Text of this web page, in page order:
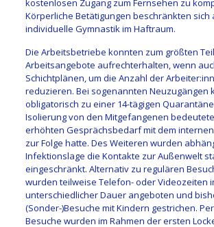
kostenlosen Zugang zum Fernsehen zu
Körperliche Betätigungen beschränkten sich
individuelle Gymnastik im Haftraum.
Die Arbeitsbetriebe konnten zum größten
Arbeitsangebote aufrechterhalten, wenn
Schichtplänen, um die Anzahl der
reduzieren. Bei sogenannten Neuzugängen
obligatorisch zu einer 14-tägigen
Isolierung von den Mitgefangenen
erhöhten Gesprächsbedarf mit dem
zur Folge hatte. Des Weiteren wurden
Infektionslage die Kontakte zur Außenwelt
eingeschränkt. Alternativ zu regulären
wurden teilweise Telefon- oder Videozeiten
unterschiedlicher Dauer angeboten und
(Sonder-)Besuche mit Kindern gestrichen.
Besuche wurden im Rahmen der ersten